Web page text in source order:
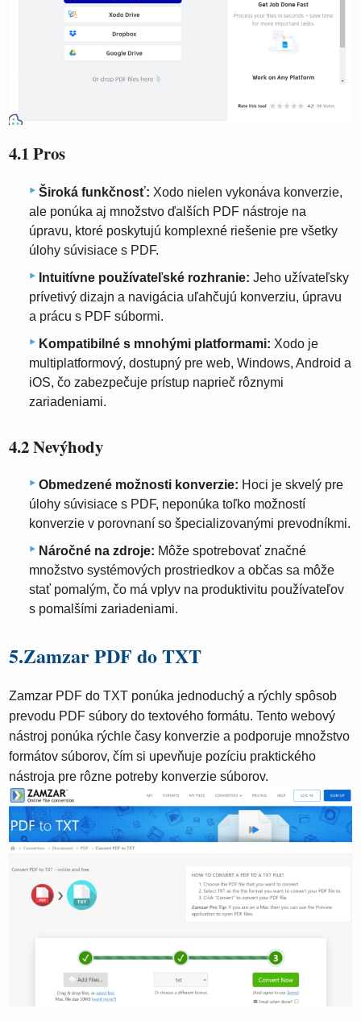
4.1 Pros
Široká funkčnosť: Xodo nielen vykonáva konverzie,
ale ponúka aj množstvo ďalších PDF nástroje na
úpravu, ktoré poskytujú komplexné riešenie pre všetky
úlohy súvisiace s PDF.
Intuitívne používateľské rozhranie: Jeho užívateľsky
prívetivý dizajn a navigácia uľahčujú konverziu, úpravu
a prácu s PDF súbormi.
Kompatibilné s mnohými platformami: Xodo je
multiplatformový, dostupný pre web, Windows, Android a
iOS, čo zabezpečuje prístup naprieč rôznymi
zariadeniami.
4.2 Nevýhody
Obmedzené možnosti konverzie: Hoci je skvelý pre
úlohy súvisiace s PDF, neponúka toľko možností
konverzie v porovnaní so špecializovanými prevodníkmi.
Náročné na zdroje: Môže spotrebovať značné
množstvo systémových prostriedkov a občas sa môže
stať pomalým, čo má vplyv na produktivitu používateľov
s pomalšími zariadeniami.
5.Zamzar PDF do TXT
Zamzar PDF do TXT ponúka jednoduchý a rýchly spôsob
prevodu PDF súbory do textového formátu. Tento webový
nástroj ponúka rýchle časy konverzie a podporuje množstvo
formátov súborov, čím si upevňuje pozíciu praktického
nástroja pre rôzne potreby konverzie súborov.